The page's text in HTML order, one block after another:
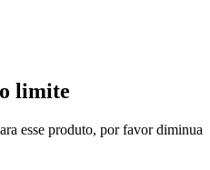
limite
esse produto, por favor diminua